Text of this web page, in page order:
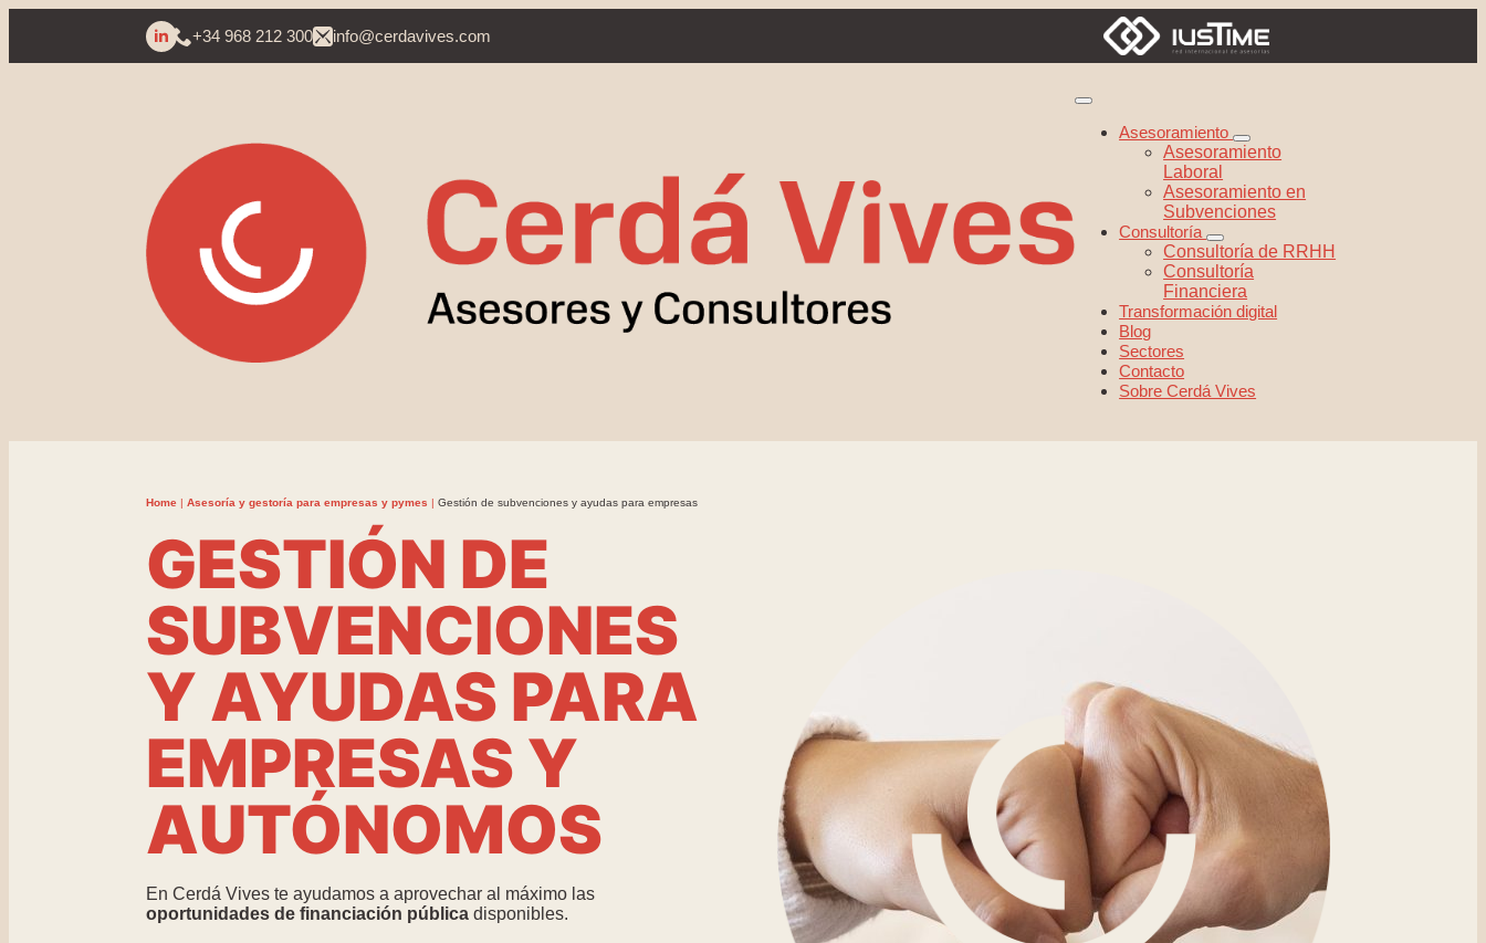
+34 968 212 300 info@cerdavives.com
Asesoramiento
Asesoramiento
Laboral
Asesoramiento en
Subvenciones
Consultoría
Consultoría de RRHH
Consultoría
Financiera
Transformación digital
Blog
Sectores
Contacto
Sobre Cerdá Vives
Home Asesoría y gestoría para empresas y pymes Gestión de subvenciones y ayudas para empresas
GESTIÓN DE
SUBVENCIONES
Y AYUDAS PARA
EMPRESAS Y
AUTÓNOMOS
En Cerdá Vives te ayudamos a aprovechar al máximo las
oportunidades de financiación pública disponibles.